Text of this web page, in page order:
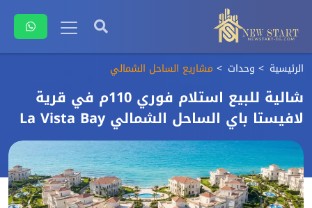
الرئيسية وحدات مشاريع الساحل الشمالي
شالية للبيع استلام فوري 110م في قرية
لافيستا باي الساحل الشمالي La Vista Bay